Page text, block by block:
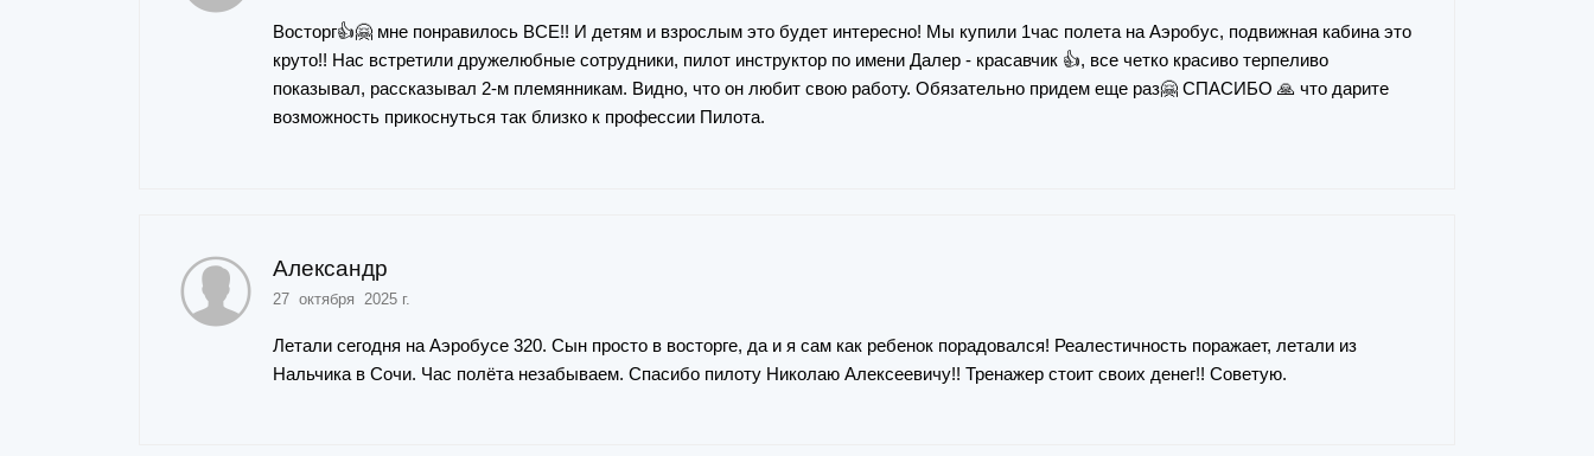
Восторг👍🤗 мне понравилось ВСЕ!! И детям и взрослым это будет интересно! Мы купили 1час полета на Аэробус, подвижная кабина это
круто!! Нас встретили дружелюбные сотрудники, пилот инструктор по имени Далер - красавчик 👍, все четко красиво терпеливо
показывал, рассказывал 2-м племянникам. Видно, что он любит свою работу. Обязательно придем еще раз🤗 СПАСИБО 🙏 что дарите
возможность прикоснуться так близко к профессии Пилота.
Александр
27 октября 2025 г.
Летали сегодня на Аэробусе 320. Сын просто в восторге, да и я сам как ребенок порадовался! Реалестичность поражает, летали из
Нальчика в Сочи. Час полёта незабываем. Спасибо пилоту Николаю Алексеевичу!! Тренажер стоит своих денег!! Советую.